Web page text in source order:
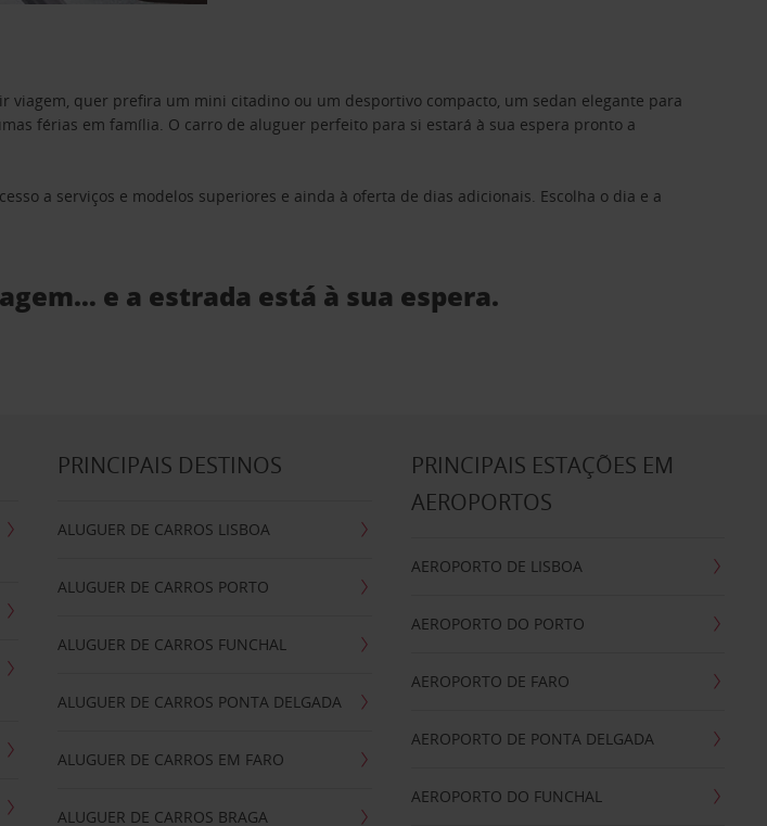
quer prefira um mini citadino ou um desportivo compacto, um sedan elegante para
férias em família. O carro de aluguer perfeito para si estará à sua espera pronto a
a serviços e modelos superiores e ainda à oferta de dias adicionais. Escolha o dia e a
e a estrada está à sua espera.
PRINCIPAIS DESTINOS
ALUGUER DE CARROS LISBOA
ALUGUER DE CARROS PORTO
ALUGUER DE CARROS FUNCHAL
ALUGUER DE CARROS PONTA DELGADA
ALUGUER DE CARROS EM FARO
ALUGUER DE CARROS BRAGA
PRINCIPAIS ESTAÇÕES EM
AEROPORTOS
AEROPORTO DE LISBOA
AEROPORTO DO PORTO
AEROPORTO DE FARO
AEROPORTO DE PONTA DELGADA
AEROPORTO DO FUNCHAL